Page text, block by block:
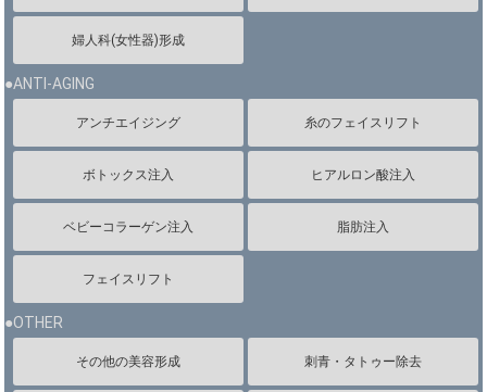
婦人科(女性器)形成
●ANTI-AGING
アンチエイジング 糸のフェイスリフト
ボトックス注入 ヒアルロン酸注入
ベビーコラーゲン注入 脂肪注入
フェイスリフト
●OTHER
その他の美容形成 刺青・タトゥー除去